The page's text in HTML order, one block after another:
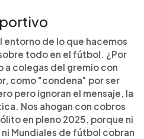
de lo que hacemos
todo en el fútbol. ¿Por
a colegas del gremio con
como "condena" por ser
pero ignoran el mensaje, la
Nos ahogan con cobros
en pleno 2025, porque ni
Mundiales de fútbol cobran